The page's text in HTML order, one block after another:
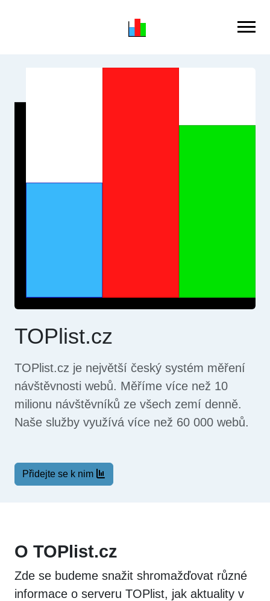
TOPlist.cz
TOPlist.cz je největší český systém měření
návštěvnosti webů. Měříme více než 10
milionu návštěvníků ze všech zemí denně.
Naše služby využívá více než 60 000 webů.
Přidejte se k nim
O TOPlist.cz
Zde se budeme snažit shromažďovat různé
informace o serveru TOPlist, jak aktuality v